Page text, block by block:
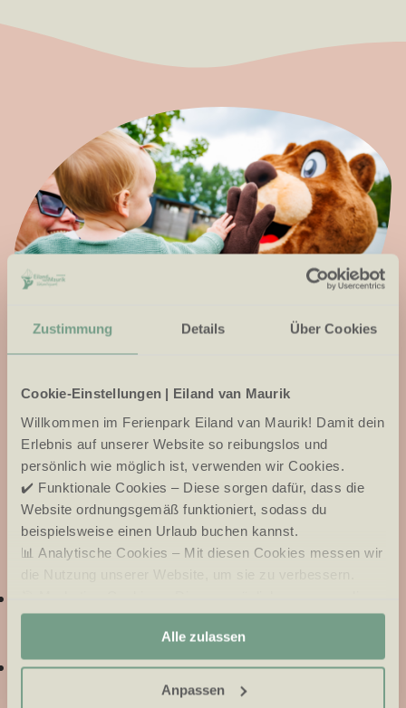
Zustimmung Details Über Cookies
Cookie-Einstellungen | Eiland van Maurik
Willkommen im Ferienpark Eiland van Maurik! Damit dein
Erlebnis auf unserer Website so reibungslos und
persönlich wie möglich ist, verwenden wir Cookies.
✔️ Funktionale Cookies – Diese sorgen dafür, dass die
Website ordnungsgemäß funktioniert, sodass du
beispielsweise einen Urlaub buchen kannst.
📊 Analytische Cookies – Mit diesen Cookies messen wir
relevante Angebote und Werbung anzuzeigen.
Alle zulassen
Anpassen
vorteile eines urlaubs
während der
kleinkindwochen
Im Ferienpark Eiland van Maurik können Sie die Ruhe in
vollen Zügen genießen, während sich Ihr kleiner
Schatz nach Herzenslust austoben kann. Hier sind
einige Vorteile:
die ideale Zeit, um mit Ihrem Baby oder Kleinkind
einen Urlaub zu verbringen. So vermeiden Sie den
Ruhige Umgebung:Genießen Sie die ruhigen
Momente und den Platz im Park. Ideale
Bedingungen für kleine Kinder, um sicher zu spielen